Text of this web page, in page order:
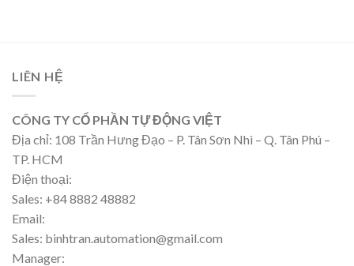
LIÊN HỆ
CÔNG TY CỔ PHẦN TỰ ĐỘNG VIỆT
Địa chỉ: 108 Trần Hưng Đạo – P. Tân Sơn Nhì – Q. Tân Phú –
TP. HCM
Điện thoại:
Sales: +84 8882 48882
Email:
Sales: binhtran.automation@gmail.com
Manager: